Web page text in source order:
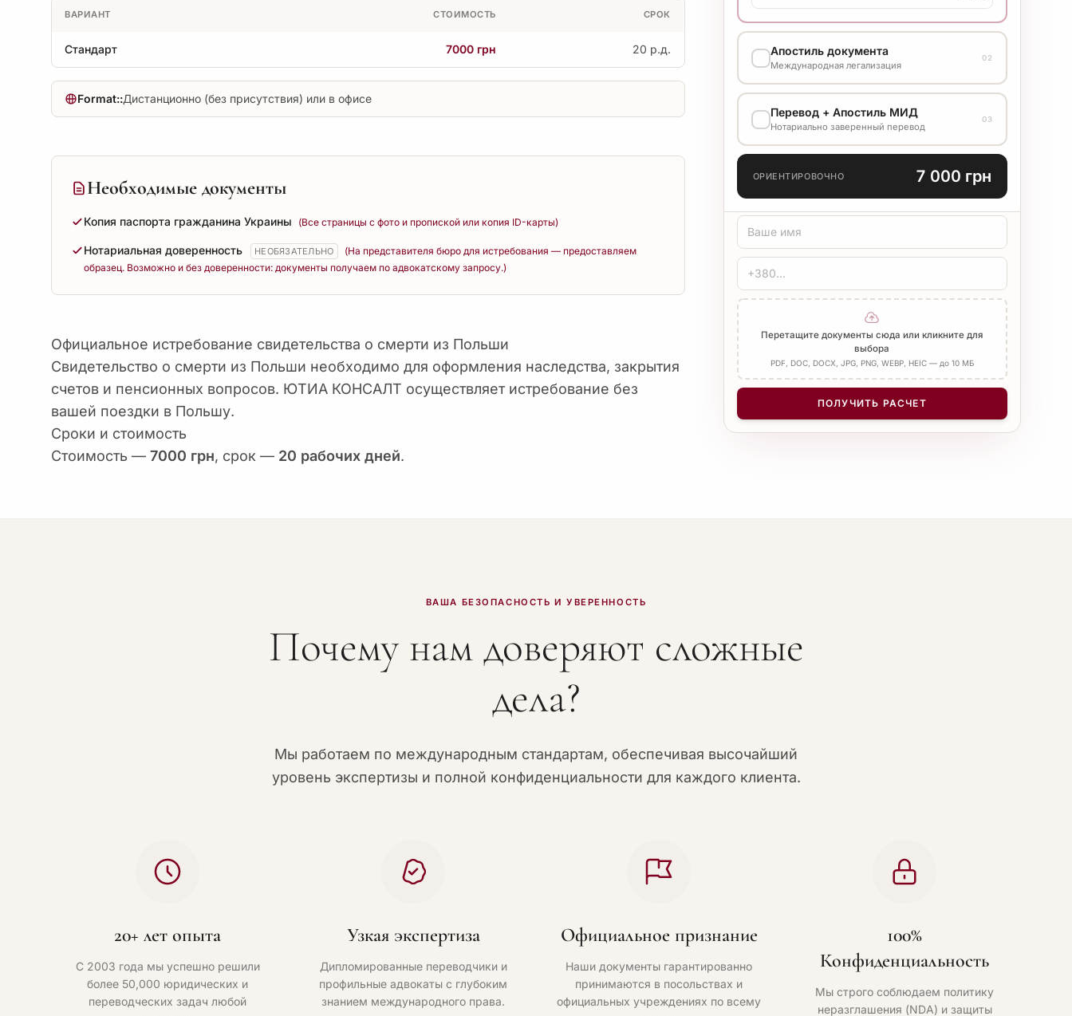
ВАРИАНТ СТОИМОСТЬ СРОК
Стандарт 7000 грн 20 р.д.
Format::Дистанционно (без присутствия) или в офисе
Необходимые документы
Копия паспорта гражданина Украины (Все страницы с фото и пропиской или копия ID-карты)
Нотариальная доверенность НЕОБЯЗАТЕЛЬНО
(На представителя бюро для истребования — предоставляем
образец. Возможно и без доверенности: документы получаем по адвокатскому запросу.)
Официальное истребование свидетельства о смерти из Польши
Свидетельство о смерти из Польши необходимо для оформления наследства, закрытия
счетов и пенсионных вопросов. ЮТИА КОНСАЛТ осуществляет истребование без
вашей поездки в Польшу.
Сроки и стоимость
Стоимость — 7000 грн, срок — 20 рабочих дней.
Апостиль документа
Международная легализация
02
ВАРИАНТ ВЫПОЛНЕНИЯ
Стандарт 3 000 грн
Перевод + Апостиль МИД
Нотариально заверенный перевод
03
ТИП ПЕРЕВОДА
ЗАВЕРЕНИЕ
Печать бюро Нотариус
Добавить Апостиль
КОЛИЧЕСТВО СТРАНИЦ
− 1 +
ОРИЕНТИРОВОЧНО 7 000 грн
Перетащите документы сюда или кликните для
выбора
PDF, DOC, DOCX, JPG, PNG, WEBP, HEIC — до 10 МБ
ПОЛУЧИТЬ РАСЧЕТ
ВАША БЕЗОПАСНОСТЬ И УВЕРЕННОСТЬ
Почему нам доверяют сложные
дела?
Мы работаем по международным стандартам, обеспечивая высочайший
уровень экспертизы и полной конфиденциальности для каждого клиента.
20+ лет опыта
С 2003 года мы успешно решили
более 50,000 юридических и
переводческих задач любой
Узкая экспертиза
Дипломированные переводчики и
профильные адвокаты с глубоким
знанием международного права.
Официальное признание
Наши документы гарантированно
принимаются в посольствах и
официальных учреждениях по всему
100%
Конфиденциальность
Мы строго соблюдаем политику
неразглашения (NDA) и защиты